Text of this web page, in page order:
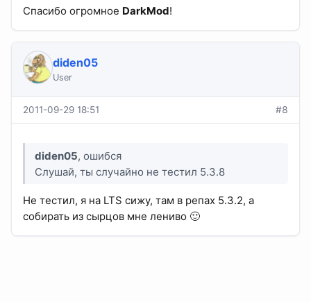
Спасибо огромное DarkMod!
diden05
User
2011-09-29 18:51 #8
diden05, ошибся
Слушай, ты случайно не тестил 5.3.8
Не тестил, я на LTS сижу, там в репах 5.3.2, а
собирать из сырцов мне лениво 🙂